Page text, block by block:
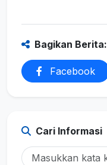
Bagikan Berita:
Facebook
Cari Informasi